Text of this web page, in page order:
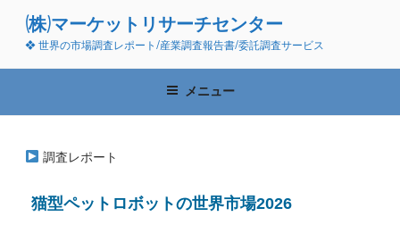
ン
(株)マーケットリサーチセンター
❖ 世界の市場調査レポート/産業調査報告書/委託調査サービス
メニュー
調査レポート
猫型ペットロボットの世界市場2026